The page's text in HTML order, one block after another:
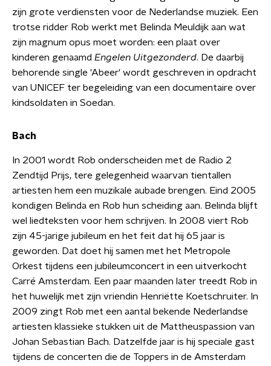
zijn grote verdiensten voor de Nederlandse muziek. Een
trotse ridder Rob werkt met Belinda Meuldijk aan wat
zijn magnum opus moet worden: een plaat over
kinderen genaamd Engelen Uitgezonderd. De daarbij
behorende single 'Abeer' wordt geschreven in opdracht
van UNICEF ter begeleiding van een documentaire over
kindsoldaten in Soedan.
Bach
In 2001 wordt Rob onderscheiden met de Radio 2
Zendtijd Prijs, tere gelegenheid waarvan tientallen
artiesten hem een muzikale aubade brengen. Eind 2005
kondigen Belinda en Rob hun scheiding aan. Belinda blijft
wel liedteksten voor hem schrijven. In 2008 viert Rob
zijn 45-jarige jubileum en het feit dat hij 65 jaar is
geworden. Dat doet hij samen met het Metropole
Orkest tijdens een jubileumconcert in een uitverkocht
Carré Amsterdam. Een paar maanden later treedt Rob in
het huwelijk met zijn vriendin Henriëtte Koetschruiter. In
2009 zingt Rob met een aantal bekende Nederlandse
artiesten klassieke stukken uit de Mattheuspassion van
Johan Sebastian Bach. Datzelfde jaar is hij speciale gast
tijdens de concerten die de Toppers in de Amsterdam